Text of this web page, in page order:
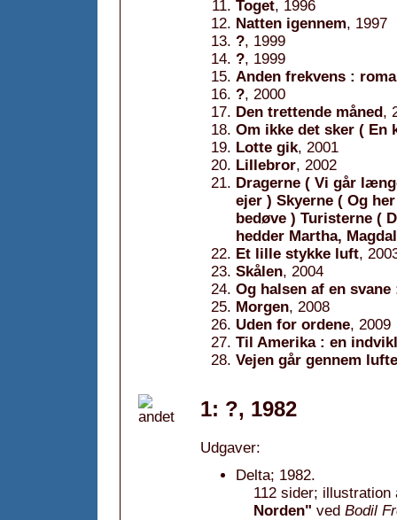
Toget, 1996
Natten igennem, 1997
?, 1999
?, 1999
Anden frekvens :
?, 2000
Den trettende måned,
Om ikke det sker (
Lotte gik, 2001
LiIlebror, 2002
Dragerne ( Vi går
ejer ) Skyerne ( Og
bedøve ) Turisterne (
hedder Martha,
Et lille stykke luft,
Skålen, 2004
Og halsen af en
Morgen, 2008
Uden for ordene, 2009
Til Amerika : en
Vejen går gennem
1: ?, 1982
Udgaver:
Delta; 1982.
112 sider;
Norden" ved Bodil